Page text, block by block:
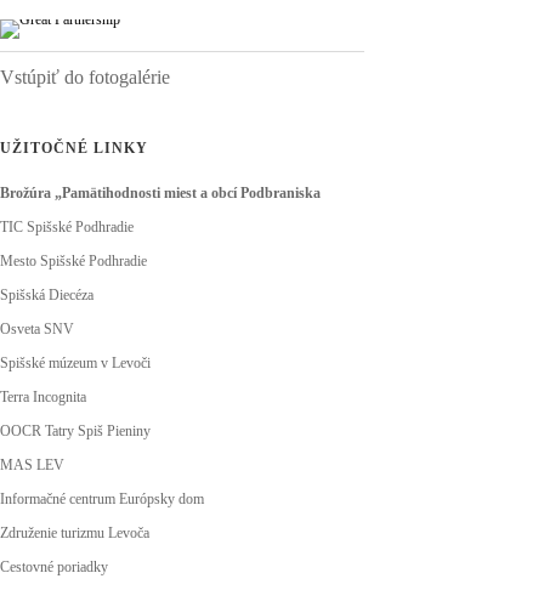
Vstúpiť do fotogalérie
UŽITOČNÉ LINKY
Brožúra „Pamätihodnosti miest a obcí Podbraniska
TIC Spišské Podhradie
Mesto Spišské Podhradie
Spišská Diecéza
Osveta SNV
Spišské múzeum v Levoči
Terra Incognita
OOCR Tatry Spiš Pieniny
MAS LEV
Informačné centrum Európsky dom
Združenie turizmu Levoča
Cestovné poriadky